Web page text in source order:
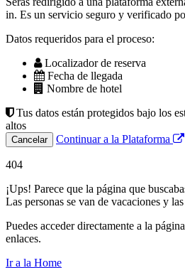
in. Es un servicio seguro y verificado
Datos requeridos para el proceso:
Localizador de reserva
Fecha de llegada
Nombre de hotel
Tus datos están protegidos bajo los
altos
Cancelar Continuar a la Plataforma
404
¡Ups! Parece que la página que
Las personas se van de vacaciones y
Puedes acceder directamente a la
enlaces.
Ir a la Home